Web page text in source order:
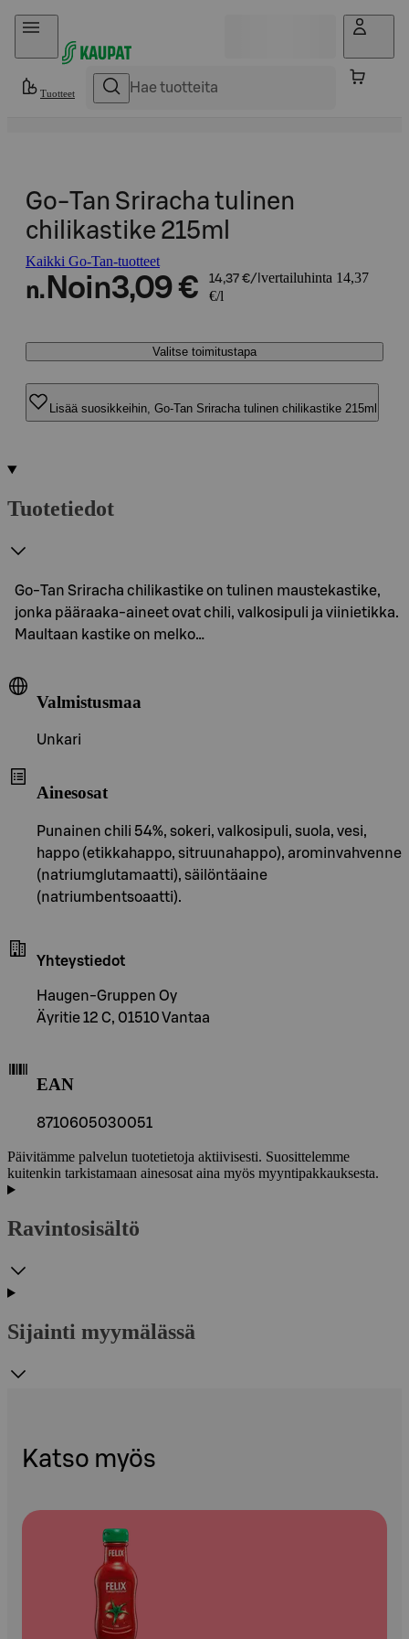
Hyppää sisältöön
Tuotteet
Go-Tan Sriracha tulinen
chilikastike 215ml
Kaikki Go-Tan-tuotteet
n. Noin3,09 € 14,37 €/l vertailuhinta 14,37
€/l
Valitse toimitustapa
Lisää suosikkeihin, Go-Tan Sriracha tulinen chilikastike 215ml
Tuotetiedot
Go-Tan Sriracha chilikastike on tulinen maustekastike,
jonka pääraaka-aineet ovat chili, valkosipuli ja viinietikka.
Maultaan kastike on melko…
Valmistusmaa
Unkari
Ainesosat
Punainen chili 54%, sokeri, valkosipuli, suola, vesi,
happo (etikkahappo, sitruunahappo), arominvahvenne
(natriumglutamaatti), säilöntäaine
(natriumbentsoaatti).
Yhteystiedot
Haugen-Gruppen Oy
Äyritie 12 C, 01510 Vantaa
EAN
8710605030051
Päivitämme palvelun tuotetietoja aktiivisesti. Suosittelemme
kuitenkin tarkistamaan ainesosat aina myös myyntipakkauksesta.
Ravintosisältö
Sijainti myymälässä
Katso myös